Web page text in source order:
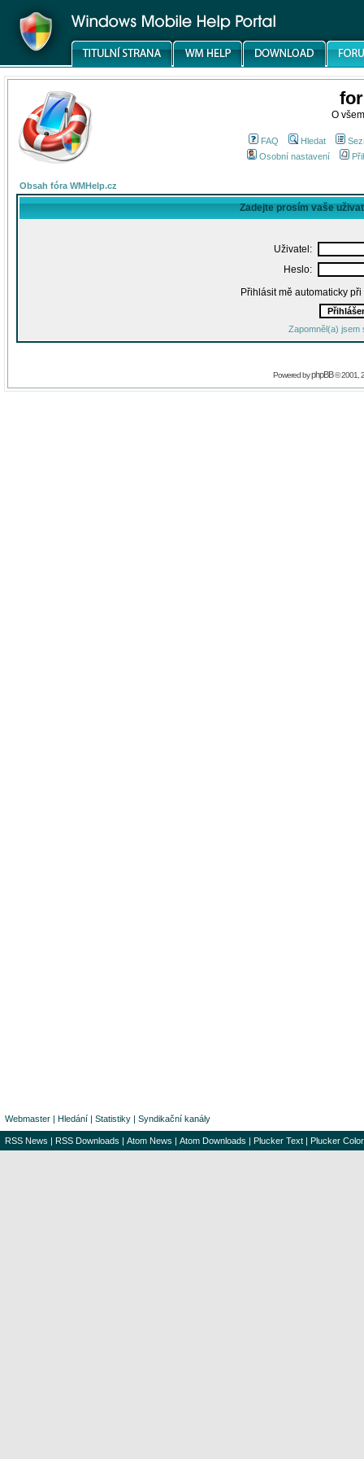
O
FAQ Hledat
Osobní nastavení
Obsah fóra WMHelp.cz
Zadejte prosím vaše
Uživatel:
Heslo:
Přihlásit mě automaticky
Zapomněl(a) jsem
Powered byphpBB© 2001,
Webmaster | Hledání | Statistiky | Syndikační kanály
RSS News | RSS Downloads | Atom News | Atom Downloads | Plucker Text | Plucker Color